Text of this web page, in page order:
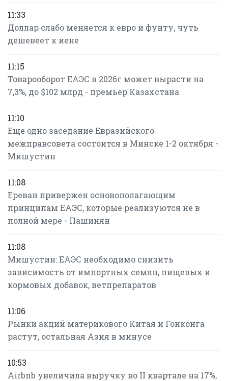
11:33
Доллар слабо меняется к евро и фунту, чуть
дешевеет к иене
11:15
Товарооборот ЕАЭС в 2026г может вырасти на
7,3%, до $102 млрд - премьер Казахстана
11:10
Еще одно заседание Евразийского
межправсовета состоится в Минске 1-2 октября -
Мишустин
11:08
Ереван привержен основополагающим
принципам ЕАЭС, которые реализуются не в
полной мере - Пашинян
11:08
Мишустин: ЕАЭС необходимо снизить
зависимость от импортных семян, пищевых и
кормовых добавок, ветпрепаратов
11:06
Рынки акций материкового Китая и Гонконга
растут, остальная Азия в минусе
10:53
Airbnb увеличила выручку во II квартале на 17%,